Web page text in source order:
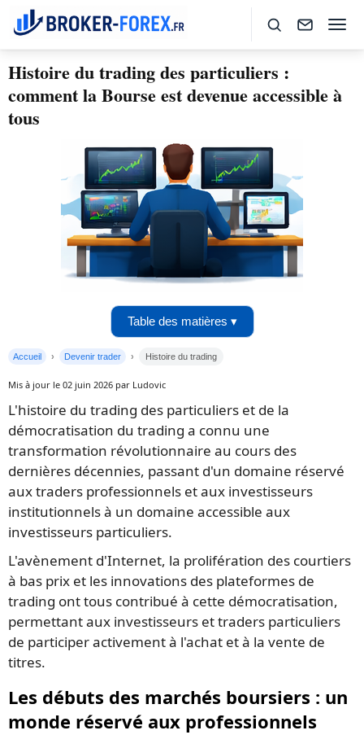
Histoire du trading des particuliers :
comment la Bourse est devenue accessible à
tous
Table des matières ▾
Accueil Devenir trader Histoire du trading
Mis à jour le 02 juin 2026 par Ludovic
L'histoire du trading des particuliers et de la
démocratisation du trading a connu une
transformation révolutionnaire au cours des
dernières décennies, passant d'un domaine réservé
aux traders professionnels et aux investisseurs
institutionnels à un domaine accessible aux
investisseurs particuliers.
L'avènement d'Internet, la prolifération des courtiers
à bas prix et les innovations des plateformes de
trading ont tous contribué à cette démocratisation,
permettant aux investisseurs et traders particuliers
de participer activement à l'achat et à la vente de
titres.
Les débuts des marchés boursiers : un
monde réservé aux professionnels